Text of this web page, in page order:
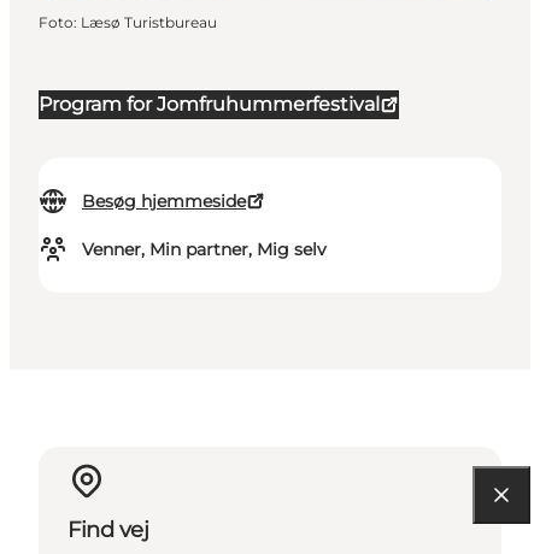
Program for Jomfruhummerfestival
Besøg hjemmeside
Venner, Min partner, Mig selv
Foto: Læsø Turistbureau
Find vej